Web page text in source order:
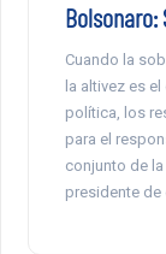
Bolsonaro:
Cuando la
la altivez es
política, los
para el
conjunto de
presidente de